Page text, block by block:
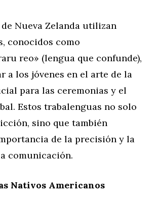
Nueva Zelanda utilizan
conocidos como
reo» (lengua que confunde),
a los jóvenes en el arte de la
para las ceremonias y el
Estos trabalenguas no solo
sino que también
de la precisión y la
comunicación.
Nativos Americanos